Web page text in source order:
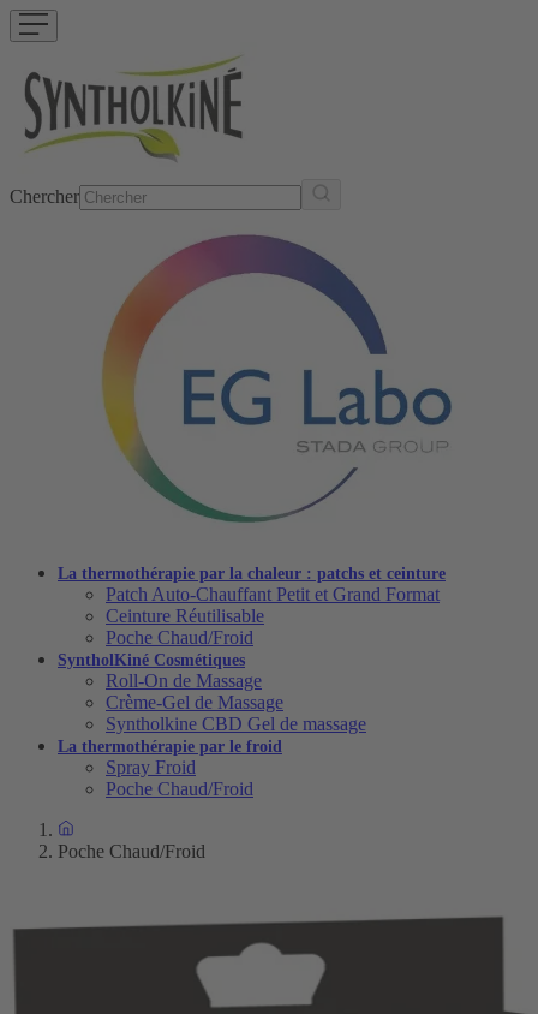
Chercher
La thermothérapie par la chaleur : patchs et ceinture
Patch Auto-Chauffant Petit et Grand Format
Ceinture Réutilisable
Poche Chaud/Froid
SyntholKiné Cosmétiques
Roll-On de Massage
Crème-Gel de Massage
Syntholkine CBD Gel de massage
La thermothérapie par le froid
Spray Froid
Poche Chaud/Froid
Poche Chaud/Froid